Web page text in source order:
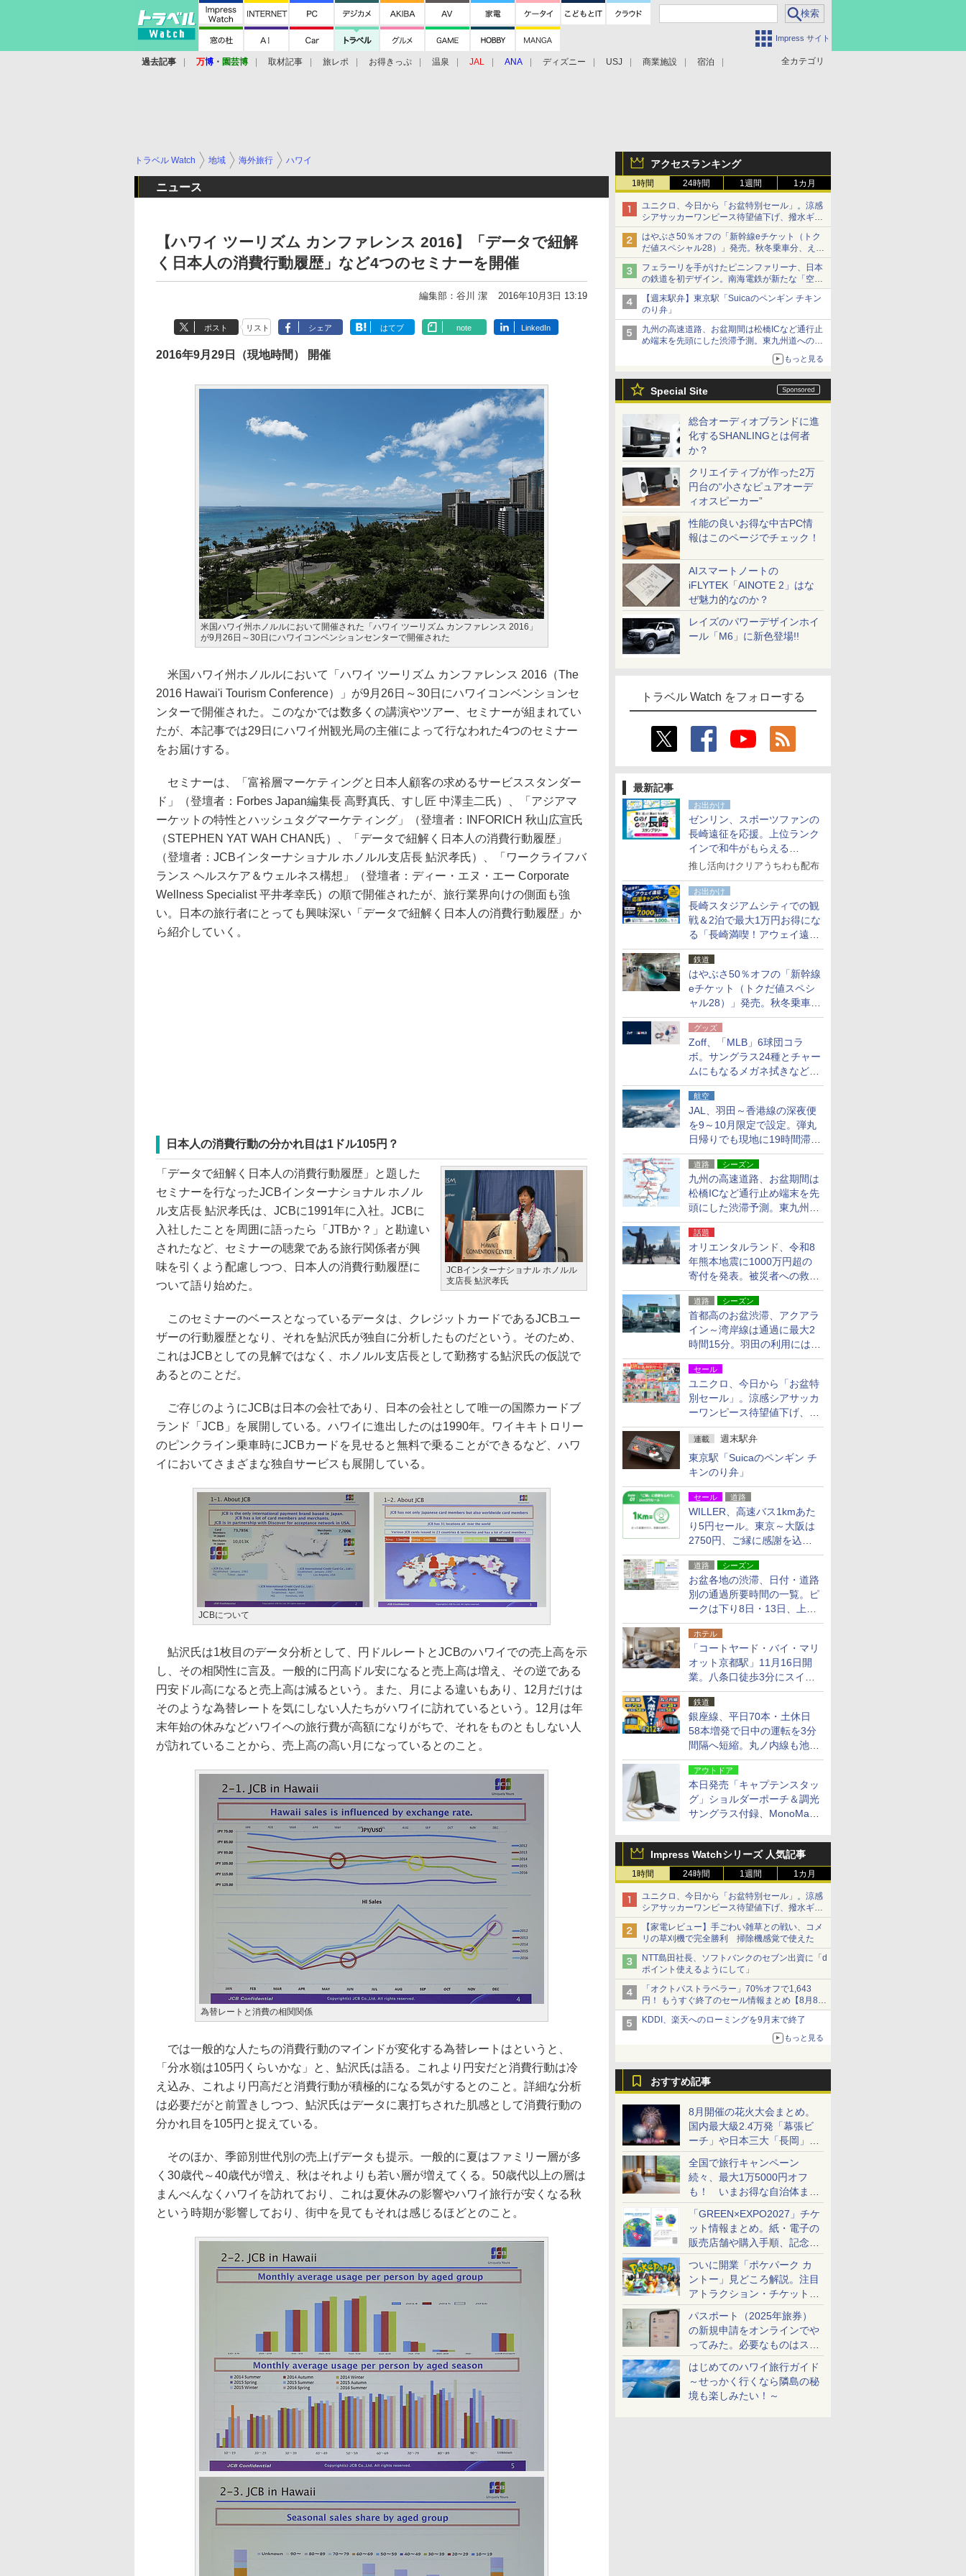
Impress サイト
全カテゴリ
過去記事 万博 ・ 園芸博 取材記事 旅レポ お得きっぷ 温泉 JAL ANA ディズニー USJ 商業施設 宿泊
アクセスランキング
1時間 24時間 1週間 1カ月
ユニクロ、今日から「お盆特別セール」。涼感
シアサッカーワンピース待望値下げ、撥水ギア
ショーツは1990円に
はやぶさ50％オフの「新幹線eチケット（トク
だ値スペシャル28）」発売。秋冬乗車分、えき
ねっと限定
フェラーリを手がけたピニンファリーナ、日本
の鉄道を初デザイン。南海電鉄が新たな「空港
特急」をなにわ筋線へ導入
【週末駅弁】東京駅「Suicaのペンギン チキン
のり弁」
九州の高速道路、お盆期間は松橋ICなど通行止
め端末を先頭にした渋滞予測。東九州道への迂
もっと見る
Special Site
総合オーディオブランドに進
化するSHANLINGとは何者
か？
クリエイティブが作った2万
円台の“小さなピュアオーデ
ィオスピーカー”
性能の良いお得な中古PC情
報はこのページでチェック！
AIスマートノートの
iFLYTEK「AINOTE 2」はな
ぜ魅力的なのか？
レイズのパワーデザインホイ
ール「M6」に新色登場!!
トラベル Watch をフォローする
最新記事
お出かけ
ゼンリン、スポーツファンの
長崎遠征を応援。上位ランク
インで和牛がもらえる
「GO！GO！長崎スタンプラ
推し活向けクリアうちわも配布
お出かけ
長崎スタジアムシティでの観
戦＆2泊で最大1万円お得にな
る「長崎満喫！アウェイ遠征
応援キャンペーン」
鉄道
はやぶさ50％オフの「新幹線
eチケット（トクだ値スペシ
ャル28）」発売。秋冬乗車
分、えきねっと限定
グッズ
Zoff、「MLB」6球団コラ
ボ。サングラス24種とチャー
ムにもなるメガネ拭きなど雑
貨24種
航空
JAL、羽田～香港線の深夜便
を9～10月限定で設定。弾丸
日帰りでも現地に19時間滞在
できる
道路 シーズン
九州の高速道路、お盆期間は
松橋ICなど通行止め端末を先
頭にした渋滞予測。東九州道
への迂回は料金調整を実施
話題
オリエンタルランド、令和8
年熊本地震に1000万円超の
寄付を発表。被災者への救援
活動・復旧支援
道路 シーズン
首都高のお盆渋滞、アクアラ
イン～湾岸線は通過に最大2
時間15分。羽田の利用には
「空港西出口」の利用検討を
セール
ユニクロ、今日から「お盆特
別セール」。涼感シアサッカ
ーワンピース待望値下げ、撥
水ギアショーツは1990円に
連載 週末駅弁
東京駅「Suicaのペンギン チ
キンのり弁」
セール 道路
WILLER、高速バス1kmあた
り5円セール。東京～大阪は
2750円、ご縁に感謝を込め
た20周年記念キャンペーン
道路 シーズン
お盆各地の渋滞、日付・道路
別の通過所要時間の一覧。ピ
ークは下り8日・13日、上り
14日・15日
ホテル
「コートヤード・バイ・マリ
オット京都駅」11月16日開
業。八条口徒歩3分にスイー
ト含む全270室、ダイニング
も併設
鉄道
銀座線、平日70本・土休日
58本増発で日中の運転を3分
間隔へ短縮。丸ノ内線も池袋
～中野坂上を4分間隔に
アウトドア
本日発売「キャプテンスタッ
グ」ショルダーポーチ＆調光
サングラス付録、MonoMax
Impress Watchシリーズ 人気記事
1時間 24時間 1週間 1カ月
ユニクロ、今日から「お盆特別セール」。涼感
シアサッカーワンピース待望値下げ、撥水ギア
ショーツは1990円に
【家電レビュー】手ごわい雑草との戦い、コメ
リの草刈機で完全勝利 掃除機感覚で使えた
NTT島田社長、ソフトバンクのセブン出資に「d
ポイント使えるようにして」
「オクトパストラベラー」70%オフで1,643
円！ もうすぐ終了のセール情報まとめ【8月8日
更新】
ニンテンドーeショップでは「大神 絶景版」が
KDDI、楽天へのローミングを9月末で終了
もっと見る
おすすめ記事
8月開催の花火大会まとめ。
国内最大級2.4万発「幕張ビ
ーチ」や日本三大「長岡」な
ど大型イベント目白押し！
全国で旅行キャンペーン
続々、最大1万5000円オフ
も！ いまお得な自治体まと
め
「GREEN×EXPO2027」チケ
ット情報まとめ。紙・電子の
販売店舗や購入手順、記念チ
ケットも解説
ついに開業「ポケパーク カ
ントー」見どころ解説。注目
アトラクション・チケット手
配・来場前に必要な準備は？
パスポート（2025年旅券）
の新規申請をオンラインでや
ってみた。必要なものはスマ
ホとマイナカードのみ
はじめてのハワイ旅行ガイド
～せっかく行くなら隣島の秘
境も楽しみたい！～
トラベル Watch 地域 海外旅行 ハワイ
ニュース
【ハワイ ツーリズム カンファレンス 2016】「データで紐解
く日本人の消費行動履歴」など4つのセミナーを開催
編集部：谷川 潔 2016年10月3日 13:19
ポスト リスト シェア はてブ note LinkedIn
2016年9月29日（現地時間） 開催
米国ハワイ州ホノルルにおいて開催された「ハワイ ツーリズム カンファレンス 2016」
が9月26日～30日にハワイコンベンションセンターで開催された
米国ハワイ州ホノルルにおいて「ハワイ ツーリズム カンファレンス 2016（The
2016 Hawai'i Tourism Conference）」が9月26日～30日にハワイコンベンションセ
ンターで開催された。このなかでは数多くの講演やツアー、セミナーが組まれてい
たが、本記事では29日にハワイ州観光局の主催によって行なわれた4つのセミナー
をお届けする。
セミナーは、「富裕層マーケティングと日本人顧客の求めるサービススタンダー
ド」（登壇者：Forbes Japan編集長 高野真氏、すし匠 中澤圭二氏）、「アジアマ
ーケットの特性とハッシュタグマーケティング」（登壇者：INFORICH 秋山広宣氏
（STEPHEN YAT WAH CHAN氏）、「データで紐解く日本人の消費行動履歴」
（登壇者：JCBインターナショナル ホノルル支店長 鮎沢孝氏）、「ワークライフバ
ランス ヘルスケア＆ウェルネス構想」（登壇者：ディー・エヌ・エー Corporate
Wellness Specialist 平井孝幸氏）の順で開催されたが、旅行業界向けの側面も強
い。日本の旅行者にとっても興味深い「データで紐解く日本人の消費行動履歴」か
ら紹介していく。
日本人の消費行動の分かれ目は1ドル105円？
JCBインターナショナル ホノルル
支店長 鮎沢孝氏
「データで紐解く日本人の消費行動履歴」と題した
セミナーを行なったJCBインターナショナル ホノル
ル支店長 鮎沢孝氏は、JCBに1991年に入社。JCBに
入社したことを周囲に語ったら「JTBか？」と勘違い
されたなど、セミナーの聴衆である旅行関係者が興
味を引くよう配慮しつつ、日本人の消費行動履歴に
ついて語り始めた。
このセミナーのベースとなっているデータは、クレジットカードであるJCBユー
ザーの行動履歴となり、それを鮎沢氏が独自に分析したものだという。そのため、
これはJCBとしての見解ではなく、ホノルル支店長として勤務する鮎沢氏の仮説で
あるとのことだ。
ご存じのようにJCBは日本の会社であり、日本の会社として唯一の国際カードブ
ランド「JCB」を展開している。ハワイに進出したのは1990年。ワイキキトロリー
のピンクライン乗車時にJCBカードを見せると無料で乗ることができるなど、ハワ
イにおいてさまざまな独自サービスも展開している。
JCBについて
鮎沢氏は1枚目のデータ分析として、円ドルレートとJCBのハワイでの売上高を示
し、その相関性に言及。一般的に円高ドル安になると売上高は増え、その逆である
円安ドル高になると売上高は減るという。また、月による違いもあり、12月だけは
そのような為替レートを気にしない人たちがハワイに訪れているという。12月は年
末年始の休みなどハワイへの旅行費が高額になりがちで、それをものともしない人
が訪れていることから、売上高の高い月になっているとのこと。
為替レートと消費の相関関係
では一般的な人たちの消費行動のマインドが変化する為替レートはというと、
「分水嶺は105円くらいかな」と、鮎沢氏は語る。これより円安だと消費行動は冷
え込み、これより円高だと消費行動が積極的になる気がするとのこと。詳細な分析
は必要だがと前置きしつつ、鮎沢氏はデータに裏打ちされた肌感として消費行動の
分かれ目を105円と捉えている。
そのほか、季節別世代別の売上げデータも提示。一般的に夏はファミリー層が多
く30歳代～40歳代が増え、秋はそれよりも若い層が増えてくる。50歳代以上の層は
まんべんなくハワイを訪れており、これは夏休みの影響やハワイ旅行が安くなる秋
という時期が影響しており、街中を見てもそれは感じるほどとのこと。